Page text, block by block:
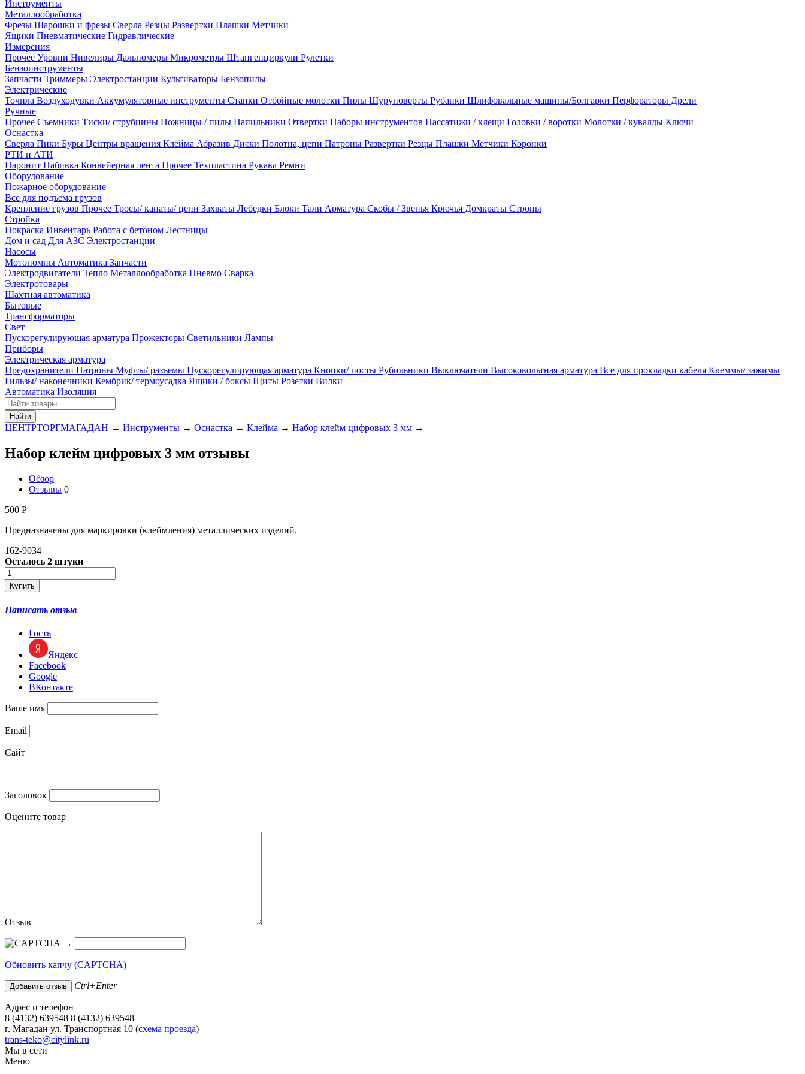
Инструменты
Металлообработка
Фрезы Шарошки и фрезы Сверла Резцы Развертки Плашки Метчики
Ящики Пневматические Гидравлические
Измерения
Прочее Уровни Нивелиры Дальномеры Микрометры Штангенциркули Рулетки
Бензоинструменты
Запчасти Триммеры Электростанции Культиваторы Бензопилы
Электрические
Точила Воздуходувки Аккумуляторные инструменты Станки Отбойные молотки Пилы Шуруповерты Рубанки Шлифовальные машины/Болгарки Перфораторы Дрели
Ручные
Прочее Съемники Тиски/ струбцины Ножницы / пилы Напильники Отвертки Наборы инструментов Пассатижи / клещи Головки / воротки Молотки / кувалды Ключи
Оснастка
Сверла Пики Буры Центры вращения Клейма Абразив Диски Полотна, цепи Патроны Развертки Резцы Плашки Метчики Коронки
РТИ и АТИ
Паронит Набивка Конвейерная лента Прочее Техпластина Рукава Ремни
Оборудование
Пожарное оборудование
Все для подъема грузов
Крепление грузов Прочее Тросы/ канаты/ цепи Захваты Лебедки Блоки Тали Арматура Скобы / Звенья Крючья Домкраты Стропы
Стройка
Покраска Инвентарь Работа с бетоном Лестницы
Дом и сад Для АЗС Электростанции
Насосы
Мотопомпы Автоматика Запчасти
Электродвигатели Тепло Металлообработка Пневмо Сварка
Электротовары
Шахтная автоматика
Бытовые
Трансформаторы
Свет
Пускорегулирующая арматура Прожекторы Светильники Лампы
Приборы
Электрическая арматура
Предохранители Патроны Муфты/ разъемы Пускорегулирующая арматура Кнопки/ посты Рубильники Выключатели Высоковольтная арматура Все для прокладки кабеля Клеммы/ зажимы
Гильзы/ наконечники Кембрик/ термоусадка Ящики / боксы Щиты Розетки Вилки
Автоматика Изоляция
Найти
ЦЕНТРТОРГМАГАДАН → Инструменты → Оснастка → Клейма → Набор клейм цифровых 3 мм →
Набор клейм цифровых 3 мм отзывы
Обзор
Отзывы 0
500 Р
Предназначены для маркировки (клеймления) металлических изделий.
162-9034
Осталось 2 штуки
Написать отзыв
Гость
Яндекс
Facebook
Google
ВКонтакте
Ваше имя
Email
Сайт
Заголовок
Оцените товар
Отзыв
→
Обновить капчу (CAPTCHA)
Ctrl+Enter
Адрес и телефон
8 (4132) 639548 8 (4132) 639548
г. Магадан ул. Транспортная 10 (схема проезда)
trans-teko@citylink.ru
Мы в сети
Меню